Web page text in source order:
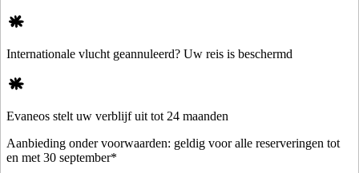
Internationale vlucht geannuleerd? Uw reis is beschermd
Evaneos stelt uw verblijf uit tot 24 maanden
Aanbieding onder voorwaarden: geldig voor alle reserveringen tot
en met 30 september*